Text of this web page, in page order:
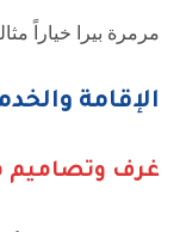
مرمرة بيرا خياراً
الإقامة
غرف وتصاميم